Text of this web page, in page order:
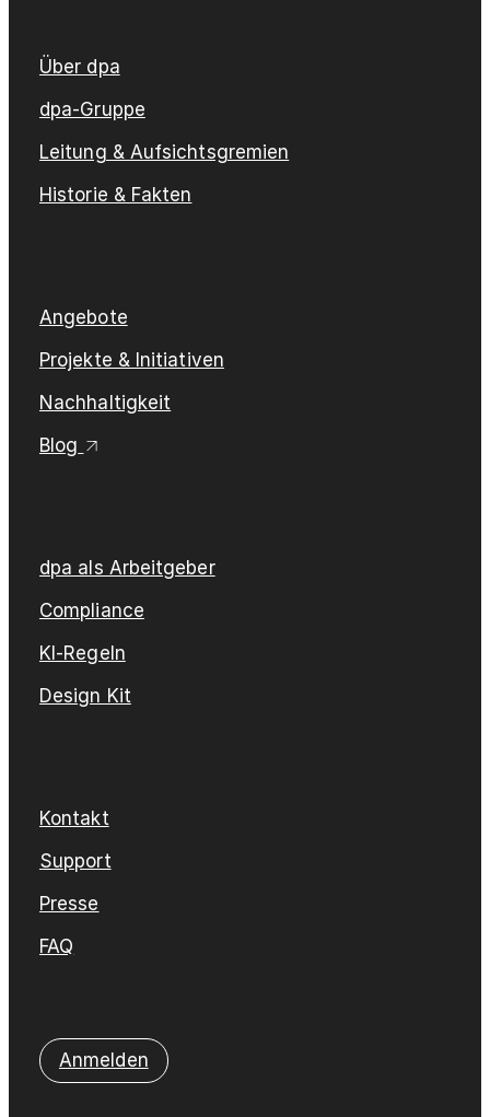
Über dpa
dpa-Gruppe
Leitung & Aufsichtsgremien
Historie & Fakten
Angebote
Projekte & Initiativen
Nachhaltigkeit
Blog
dpa als Arbeitgeber
Compliance
KI-Regeln
Design Kit
Kontakt
Support
Presse
FAQ
Anmelden